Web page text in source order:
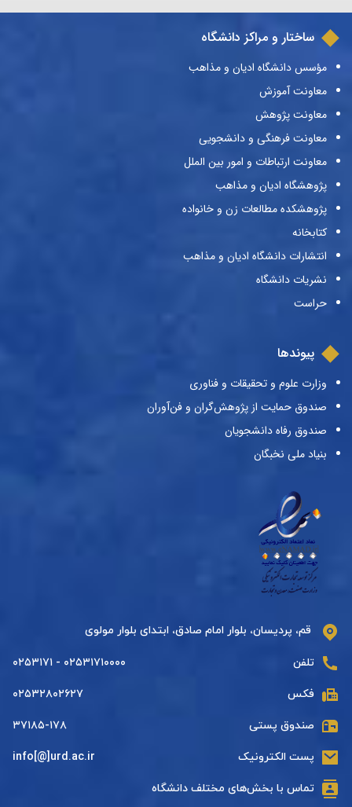
ساختار و مراکز دانشگاه
مؤسس دانشگاه ادیان و مذاهب
معاونت آموزش
معاونت پژوهش
معاونت فرهنگی و دانشجویی
معاونت ارتباطات و امور بین الملل
پژوهشگاه ادیان و مذاهب
پژوهشکده مطالعات زن و خانواده
کتابخانه
انتشارات دانشگاه ادیان و مذاهب
نشریات دانشگاه
حراست
پیوندها
وزارت علوم و تحقیقات و فناوری
صندوق حمایت از پژوهش‌گران و فن‌آوران
صندوق رفاه دانشجویان
بنیاد ملی نخبگان
قم، پردیسان، بلوار امام صادق، ابتدای بلوار مولوی
تلفن ۰۲۵۳۱۷۱۰۰۰۰ - ۰۲۵۳۱۷۱
فکس ۰۲۵۳۲۸۰۲۶۲۷
صندوق پستی ۳۷۱۸۵-۱۷۸
پست الکترونیک info[@]urd.ac.ir
تماس با بخش‌های مختلف دانشگاه